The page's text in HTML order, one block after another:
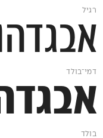
רגיל
דמי־בולד
בולד